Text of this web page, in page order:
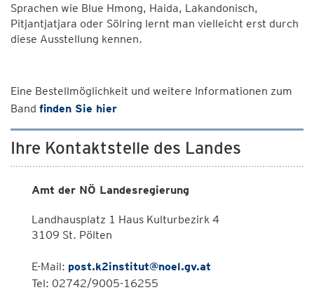
Sprachen wie Blue Hmong, Haida, Lakandonisch,
Pitjantjatjara oder Sölring lernt man vielleicht erst durch
diese Ausstellung kennen.
Eine Bestellmöglichkeit und weitere Informationen zum
Band finden Sie hier
Ihre Kontaktstelle des Landes
Amt der NÖ Landesregierung
Landhausplatz 1 Haus Kulturbezirk 4
3109 St. Pölten
E-Mail: post.k2institut@noel.gv.at
Tel: 02742/9005-16255